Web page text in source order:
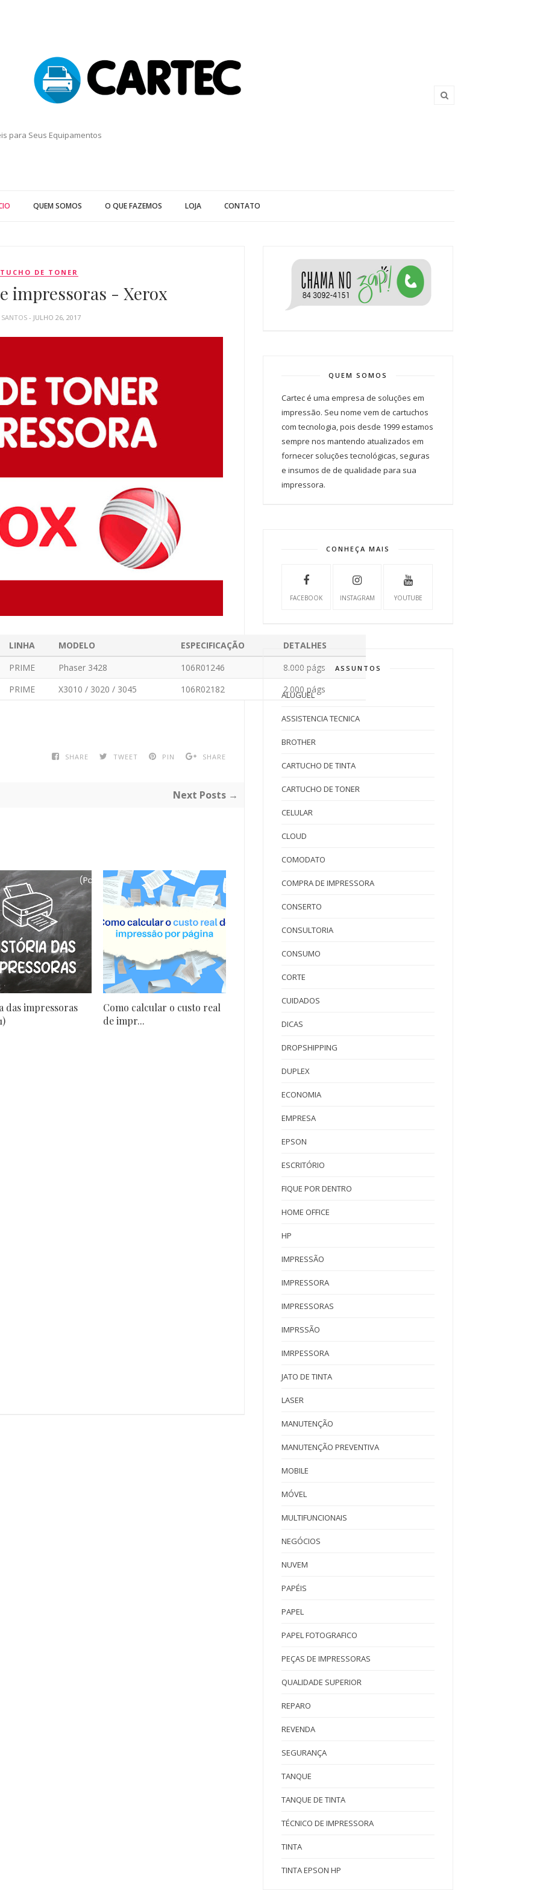
para Seus Equipamentos
QUEM SOMOS O QUE FAZEMOS LOJA CONTATO
DE TONER
impressoras - Xerox
SANTOS- JULHO 26, 2017
LINHA MODELO ESPECIFICAÇÃO
DETALHES
PRIME Phaser 3428 106R01246
8.000 págs
PRIME X3010 / 3020 / 3045 106R02182 2.000 págs
SHARE TWEET PIN SHARE
Next Posts →
das impressoras
Como calcular o custo real
de impr...
QUEM SOMOS
Cartec é uma empresa de soluções em
impressão. Seu nome vem de cartuchos
com tecnologia, pois desde 1999 estamos
sempre nos mantendo atualizados em
fornecer soluções tecnológicas, seguras
e insumos de de qualidade para sua
impressora.
CONHEÇA MAIS
FACEBOOK INSTAGRAM YOUTUBE
ASSUNTOS
ALUGUEL
ASSISTENCIA TECNICA
BROTHER
CARTUCHO DE TINTA
CARTUCHO DE TONER
CELULAR
CLOUD
COMODATO
COMPRA DE IMPRESSORA
CONSERTO
CONSULTORIA
CONSUMO
CORTE
CUIDADOS
DICAS
DROPSHIPPING
DUPLEX
ECONOMIA
EMPRESA
EPSON
ESCRITÓRIO
FIQUE POR DENTRO
HOME OFFICE
HP
IMPRESSÃO
IMPRESSORA
IMPRESSORAS
IMPRSSÃO
IMRPESSORA
JATO DE TINTA
LASER
MANUTENÇÃO
MANUTENÇÃO PREVENTIVA
MOBILE
MÓVEL
MULTIFUNCIONAIS
NEGÓCIOS
NUVEM
PAPÉIS
PAPEL
PAPEL FOTOGRAFICO
PEÇAS DE IMPRESSORAS
QUALIDADE SUPERIOR
REPARO
REVENDA
SEGURANÇA
TANQUE
TANQUE DE TINTA
TÉCNICO DE IMPRESSORA
TINTA
TINTA EPSON HP